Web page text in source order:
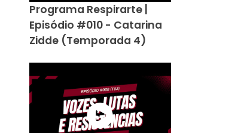
Programa Respirarte |
Episódio #010 - Catarina
Zidde (Temporada 4)